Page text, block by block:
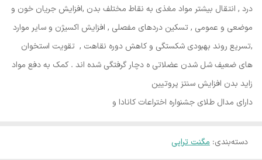
درد , انتقال بیشتر مواد مغذی به نقاط مختلف بدن ,افزایش جریان خون و
موضعی و عمومی , تسکین دردهای مفصلی , افزایش اکسیژن و سایر موارد
,تسریع روند بهبودی شکستگی و کاهش دوره نقاهت , تقویت استخوان
های ضعیف شل شدن عضلاتی ه دچار گرفتگی شده اند . کمک به دفع مواد
زاید بدن افزایش سنتز پروتیین
دارای مدال طلای جشنواره اختراعات کانادا و
دسته‌بندی: مگنت تراپی